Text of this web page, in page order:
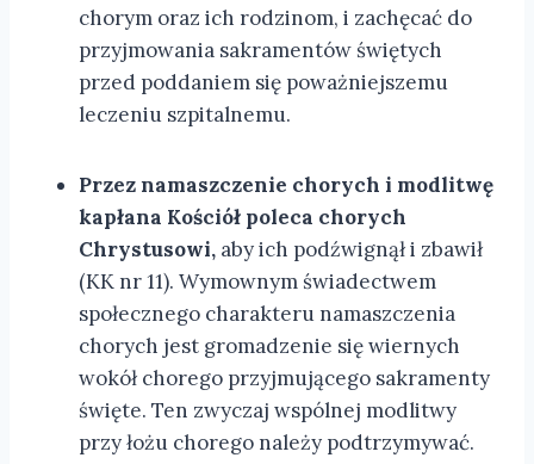
chorym oraz ich rodzinom, i zachęcać do
przyjmowania sakramentów świętych
przed poddaniem się poważniejszemu
leczeniu szpitalnemu.
Przez namaszczenie chorych i modlitwę
kapłana Kościół poleca chorych
Chrystusowi, aby ich podźwignął i zbawił
(KK nr 11). Wymownym świadectwem
społecznego charakteru namaszczenia
chorych jest gromadzenie się wiernych
wokół chorego przyjmującego sakramenty
święte. Ten zwyczaj wspólnej modlitwy
przy łożu chorego należy podtrzymywać.